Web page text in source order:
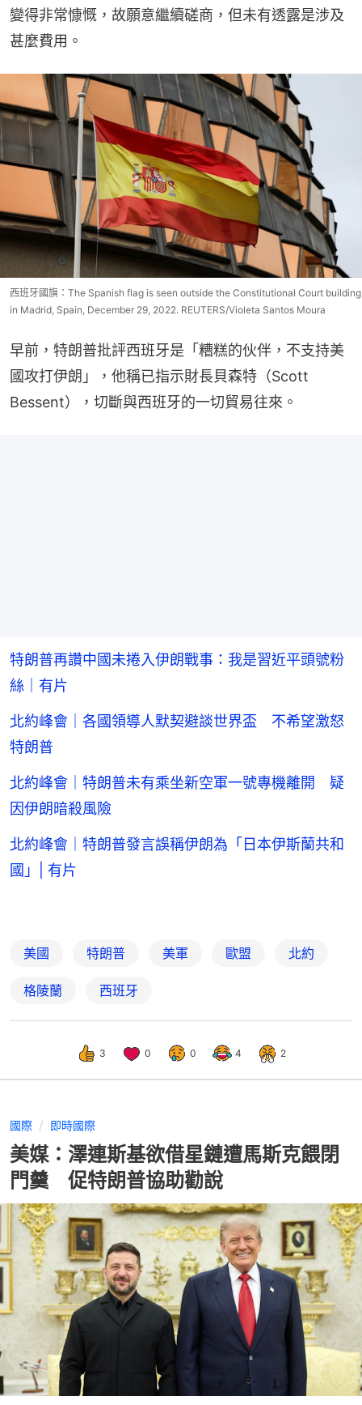
變得非常慷慨，故願意繼續磋商，但未有透露是涉及
甚麼費用。
西班牙國旗：The Spanish flag is seen outside the Constitutional Court building
in Madrid, Spain, December 29, 2022. REUTERS/Violeta Santos Moura
早前，特朗普批評西班牙是「糟糕的伙伴，不支持美
國攻打伊朗」，他稱已指示財長貝森特（Scott
Bessent），切斷與西班牙的一切貿易往來。
特朗普再讚中國未捲入伊朗戰事：我是習近平頭號粉
絲｜有片
北約峰會｜各國領導人默契避談世界盃 不希望激怒
特朗普
北約峰會｜特朗普未有乘坐新空軍一號專機離開 疑
因伊朗暗殺風險
北約峰會｜特朗普發言誤稱伊朗為「日本伊斯蘭共和
國」| 有片
美國 特朗普 美軍 歐盟 北約
格陵蘭 西班牙
3 0 0 4 2
國際 即時國際
美媒：澤連斯基欲借星鏈遭馬斯克餵閉
門羹 促特朗普協助勸說